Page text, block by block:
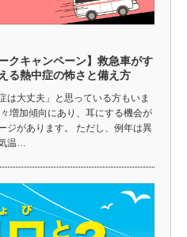
クキャンペーン】救急車がす
る熱中症の怖さと備え方
は大丈夫」と思っている方もいま
増加傾向にあり、耳にする機会が
ジがあります。 ただし、例年は異
温…